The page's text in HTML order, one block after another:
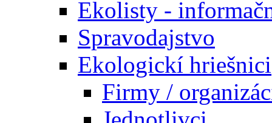
Ekolisty -
Spravodajstvo
Ekologickí hriešnici
Firmy /